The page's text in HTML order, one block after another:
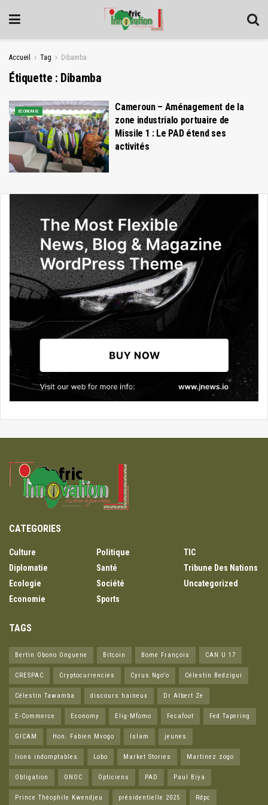
Accueil Tag Dibamba
Étiquette : Dibamba
ECONOMIE
Cameroun – Aménagement de la
zone industrialo portuaire de
Missile 1 : Le PAD étend ses
activités
CATEGORIES
Culture
Diplomatie
Ecologie
Economie
Politique
Santé
Société
Sports
TIC
Tribune Des Nations
Uncategorized
TAGS
Bertin Obono Onguene Bitcoin Bome François CAN U 17
CRESPAC Cryptocurrencies Cyrus Ngo'o Célestin Bedzigui
Célestin Tawamba discours haineux Dr Albert Ze
E-Commerce Economy Elig-Mfomo Fecafoot Fed Tapering
GICAM Hon. Fabien Mvogo Islam jeunes
lions indomptables Lobo Market Stories Martinez zogo
Obligation ONOC Opticiens PAD Paul Biya
Prince Théophile Kwendjeu présidentielle 2025 Rdpc